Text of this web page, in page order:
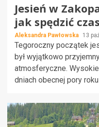
Jesień w
jak spędzić
Aleksandra Pawłowska 13
Tegoroczny początek
był wyjątkowo
atmosferyczne.
dniach obecnej pory